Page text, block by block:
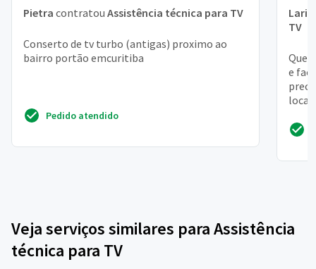
Pietra contratou Assistência técnica para TV
Conserto de tv turbo (antigas) proximo ao
bairro portão emcuritiba
Pedido atendido
TV
e
local
Veja serviços similares para Assistência
técnica para TV